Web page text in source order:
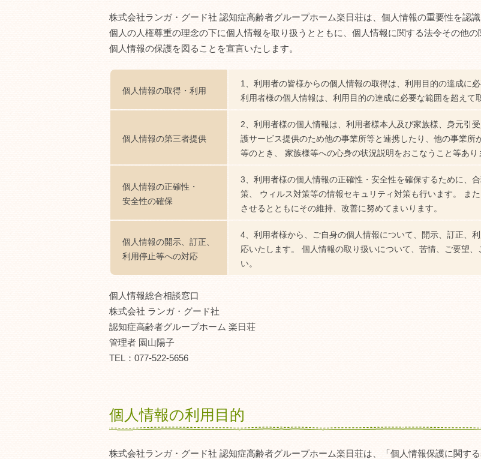
株式会社ランガ・グード社 認知症高齢者グループホーム楽日荘は、個人情報の重要性を認識
個人の人権尊重の理念の下に個人情報を取り扱うとともに、個人情報に関する法令その他
個人情報の保護を図ることを宣言いたします。
個人情報の取得・利用
1、利用者の皆様からの個人情報の取得は、利用目的の達成に
利用者様の個人情報は、利用目的の達成に必要な範囲を超えて
個人情報の第三者提供
2、利用者様の個人情報は、利用者様本人及び家族様、身元引
護サービス提供のため他の事業所等と連携したり、他の事業所
等のとき、 家族様等への心身の状況説明をおこなうこと等あり
個人情報の正確性・
安全性の確保
3、利用者様の個人情報の正確性・安全性を確保するために、
策、 ウィルス対策等の情報セキュリティ対策も行います。 ま
させるとともにその維持、改善に努めてまいります。
個人情報の開示、訂正、
利用停止等への対応
4、利用者様から、ご自身の個人情報について、開示、訂正、
応いたします。 個人情報の取り扱いについて、苦情、ご要望
い。
個人情報総合相談窓口
株式会社 ランガ・グード社
認知症高齢者グループホーム 楽日荘
管理者 園山陽子
TEL：077-522-5656
個人情報の利用目的
株式会社ランガ・グード社 認知症高齢者グループホーム楽日荘は、「個人情報保護に関する